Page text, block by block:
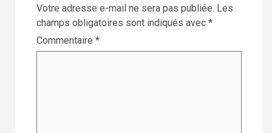
Votre adresse e-mail ne sera pas publiée. Les
champs obligatoires sont indiqués avec *
Commentaire *